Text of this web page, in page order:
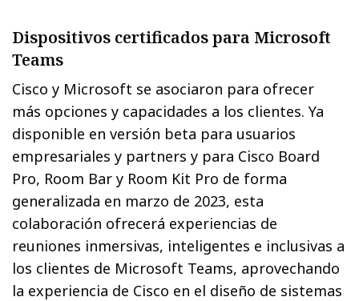
Dispositivos certificados para Microsoft
Teams
Cisco y Microsoft se asociaron para ofrecer
más opciones y capacidades a los clientes. Ya
disponible en versión beta para usuarios
empresariales y partners y para Cisco Board
Pro, Room Bar y Room Kit Pro de forma
generalizada en marzo de 2023, esta
colaboración ofrecerá experiencias de
reuniones inmersivas, inteligentes e inclusivas a
los clientes de Microsoft Teams, aprovechando
la experiencia de Cisco en el diseño de sistemas